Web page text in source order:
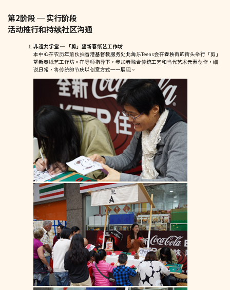
第2阶段 ─ 实行阶段
活动推行和持续社区沟通
非遗共学堂 ─ 「剪」望新春纸艺工作坊
本中心在农历年前伙拍香港基督教服务处北角乐Teens会在春秧街的街头举行「剪」
望新春纸艺工作坊。在导师指导下，参加者融合传统工艺和当代艺术元素创作，细
说日常，将传统的节庆以创意方式一一展现。